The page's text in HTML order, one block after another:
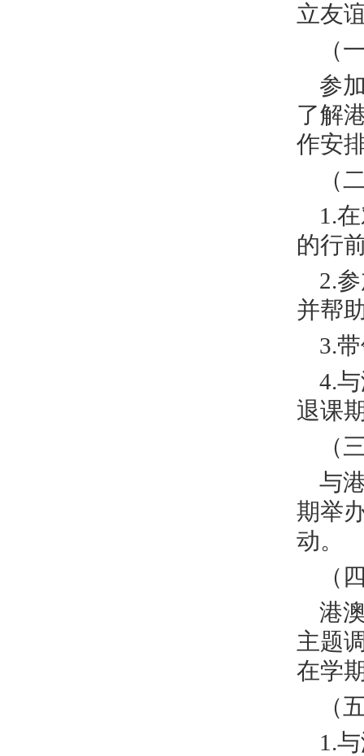
立友
（
参
了解
作安
（
1.
的行
2.
并帮
3.
4.
退课
（
与
期举
动。
（
港
主题
在学
（
1.